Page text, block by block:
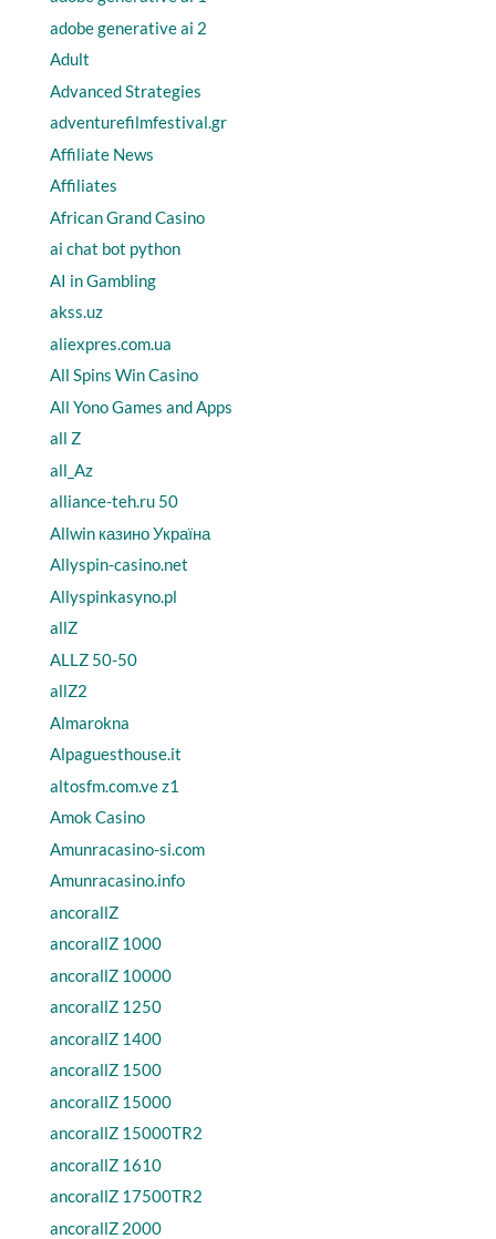
adobe generative ai 2
Adult
Advanced Strategies
adventurefilmfestival.gr
Affiliate News
Affiliates
African Grand Casino
ai chat bot python
AI in Gambling
akss.uz
aliexpres.com.ua
All Spins Win Casino
All Yono Games and Apps
all Z
all_Az
alliance-teh.ru 50
Allwin казино Україна
Allyspin-casino.net
Allyspinkasyno.pl
allZ
ALLZ 50-50
allZ2
Almarokna
Alpaguesthouse.it
altosfm.com.ve z1
Amok Casino
Amunracasino-si.com
Amunracasino.info
ancorallZ
ancorallZ 1000
ancorallZ 10000
ancorallZ 1250
ancorallZ 1400
ancorallZ 1500
ancorallZ 15000
ancorallZ 15000TR2
ancorallZ 1610
ancorallZ 17500TR2
ancorallZ 2000